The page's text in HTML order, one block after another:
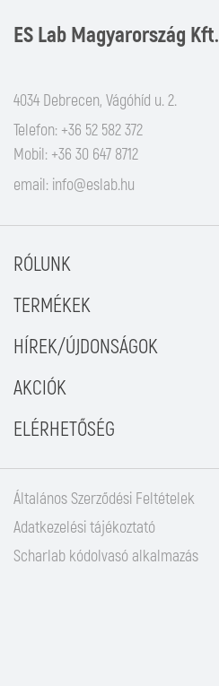
ES Lab Magyarország Kft.
4034 Debrecen, Vágóhíd u. 2.
Telefon: +36 52 582 372
Mobil: +36 30 647 8712
email: info@eslab.hu
RÓLUNK
TERMÉKEK
HÍREK/ÚJDONSÁGOK
AKCIÓK
ELÉRHETŐSÉG
Általános Szerződési Feltételek
Adatkezelési tájékoztató
Scharlab kódolvasó alkalmazás